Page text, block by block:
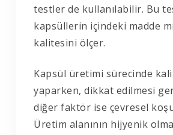
testler de kullanılabilir. Bu
kapsüllerin içindeki madde
kalitesini ölçer.
Kapsül üretimi sürecinde
yaparken, dikkat edilmesi
diğer faktör ise çevresel
Üretim alanının hijyenik